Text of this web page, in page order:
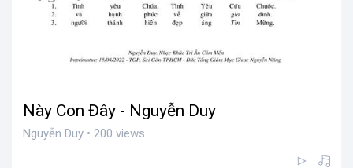
Này Con Đây - Nguyễn Duy
Nguyễn Duy • 200 views